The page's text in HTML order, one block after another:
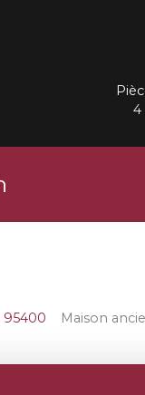
4
95400 Maison